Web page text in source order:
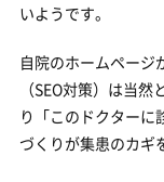
いようです。
自院のホームページ
（SEO対策）は当
り「このドクターに
づくりが集患のカギ